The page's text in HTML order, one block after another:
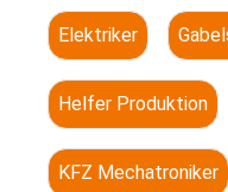
Elektriker
Helfer Produktion
KFZ Mechatroniker